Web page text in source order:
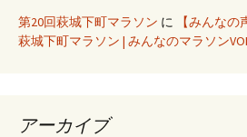
第20回萩城下町マラソン に
【みんな
萩城下町マラソン | みんなのマラソン
アーカイブ